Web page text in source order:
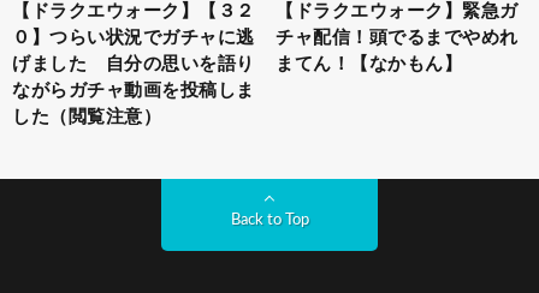
【ドラクエウォーク】【３２
０】つらい状況でガチャに逃
げました 自分の思いを語り
ながらガチャ動画を投稿しま
した（閲覧注意）
【ドラクエウォーク】緊急ガ
チャ配信！頭でるまでやめれ
まてん！【なかもん】
Back to Top